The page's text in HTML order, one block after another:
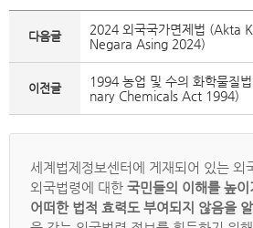
다음글
2024 외국국가면제법 (Akta
Negara Asing 2024)
이전글
1994 농업 및 수의 화학물질
nary Chemicals Act 1994)
세계법제정보센터에 게재되어 있는 외
외국법령에 대한 국민들의 이해를 높
어떠한 법적 효력도 부여되지 않음을